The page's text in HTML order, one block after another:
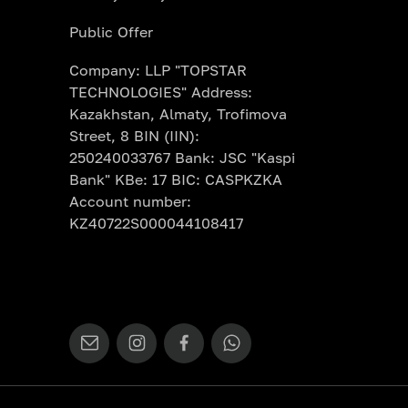
Public Offer
Company: LLP "TOPSTAR
TECHNOLOGIES" Address:
Kazakhstan, Almaty, Trofimova
Street, 8 BIN (IIN):
250240033767 Bank: JSC "Kaspi
Bank" KBe: 17 BIC: CASPKZKA
Account number:
KZ40722S000044108417